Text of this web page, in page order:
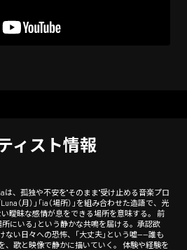
ィスト情報
は、孤独や不安を"そのまま"受け止める音楽プロ
（月）」「ia（場所）」を組み合わせた造語で、光
曖昧な感情が息をできる場所を意味する。 前
にいる」という静かな共鳴を届ける。承認欲
い日々への恐怖、「大丈夫」という嘘——誰も
、歌と映像で静かに描いていく。 体験や経験を